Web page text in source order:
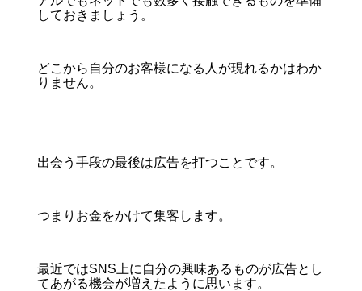
しておきましょう。
どこから自分のお客様になる人が現れるかはわか
りません。
出会う手段の最後は広告を打つことです。
つまりお金をかけて集客します。
最近ではSNS上に自分の興味あるものが広告とし
てあがる機会が増えたように思います。